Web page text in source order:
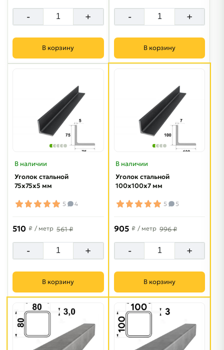
- +
В корзину
- +
В корзину
В наличии
Уголок стальной
75х75х5 мм
5 4
510 ₽ / метр 561 ₽
- +
В корзину
В наличии
Уголок стальной
100х100х7 мм
5 5
905 ₽ / метр 996 ₽
- +
В корзину